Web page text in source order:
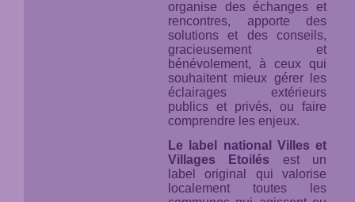
organise des échanges et
rencontres, apporte des
solutions et des conseils,
gracieusement et
bénévolement, à ceux qui
souhaitent mieux gérer les
éclairages extérieurs
publics et privés, ou faire
comprendre les enjeux.
Le label national Villes et
Villages Etoilés est un
label original qui valorise
localement toutes les